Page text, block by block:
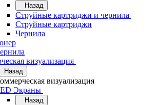
Назад
Струйные картриджи и чернила
Струйные картриджи
Чернила
визуализация
Назад
визуализация
Экраны
Назад